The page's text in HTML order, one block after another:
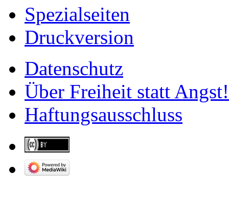
Spezialseiten
Druckversion
Datenschutz
Über Freiheit statt Angst!
Haftungsausschluss